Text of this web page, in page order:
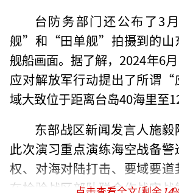
台防务部门还公布了3
舰”和“田单舰”拍摄到的山
舰船画面。据了解，2024年6
应对解放军行动提出了所谓
域大致位于距离台岛40海里至
东部战区新闻发言人施毅
此次演习重点演练海空战备
权、对海对陆打击、要域要
在检验战区部队联合作战实战